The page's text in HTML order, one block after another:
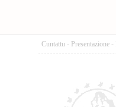
Cuntattu - Presentazione -